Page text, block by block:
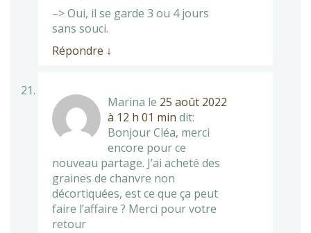
–> Oui, il se garde 3 ou 4 jours
sans souci.
Répondre ↓
Marina le 25 août 2022
à 12 h 01 min dit:
Bonjour Cléa, merci
encore pour ce
nouveau partage. J’ai acheté des
graines de chanvre non
décortiquées, est ce que ça peut
faire l’affaire ? Merci pour votre
retour